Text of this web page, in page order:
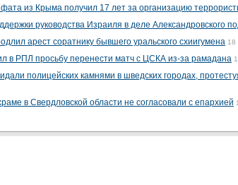
из Крыма получил 17 лет за организацию
руководства Израиля в деле Александровского
арест соратнику бывшего уральского схиигумена 18
в РПЛ просьбу перенести матч с ЦСКА из-за рамадана
полицейских камнями в шведских городах,
в Свердловской области не согласовали с епархией